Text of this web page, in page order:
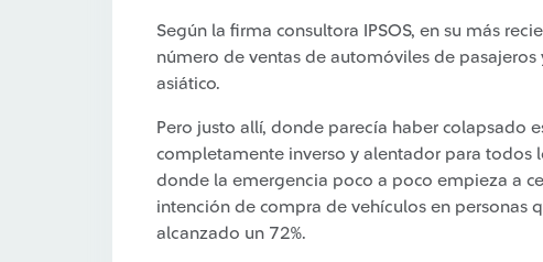
Según la firma consultora IPSOS, en su más
número de ventas de automóviles de
asiático.
Pero justo allí, donde parecía haber colapsado
completamente inverso y alentador para todos
donde la emergencia poco a poco empieza a
intención de compra de vehículos en personas
alcanzado un 72%.